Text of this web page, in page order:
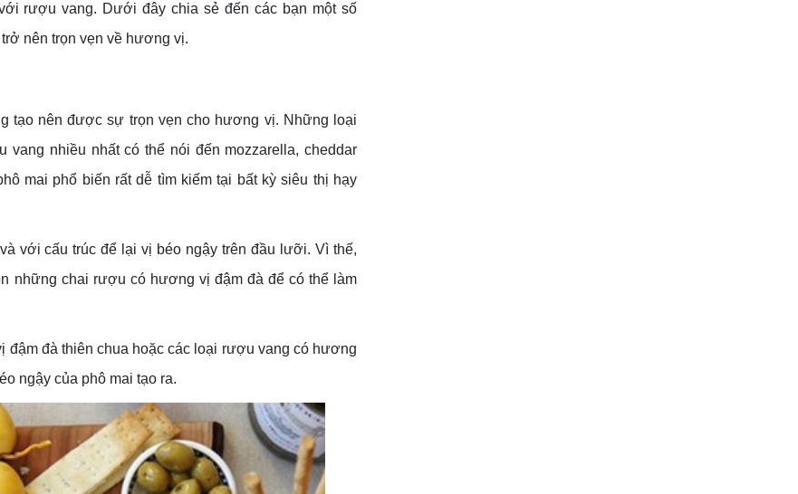
rượu vang. Dưới đây chia sẻ đến các bạn một số
nên trọn vẹn về hương vị.
tạo nên được sự trọn vẹn cho hương vị. Những loại
nhiều nhất có thể nói đến mozzarella, cheddar
mai phổ biến rất dễ tìm kiếm tại bất kỳ siêu thị hạy
với cấu trúc để lại vị béo ngậy trên đầu lưỡi. Vì thế,
những chai rượu có hương vị đậm đà để có thể làm
đà thiên chua hoặc các loại rượu vang có hương
ngậy của phô mai tạo ra.